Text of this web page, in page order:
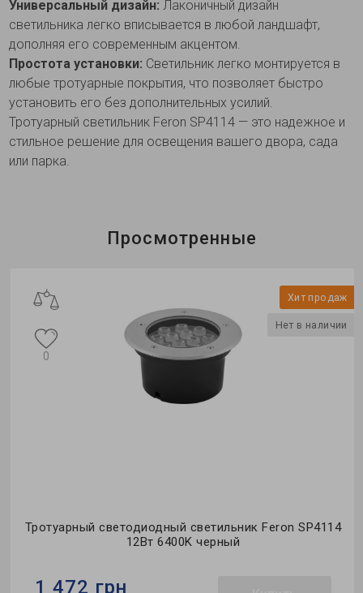
Универсальный дизайн: Лаконичный дизайн
светильника легко вписывается в любой ландшафт,
дополняя его современным акцентом.
Простота установки: Светильник легко монтируется в
любые тротуарные покрытия, что позволяет быстро
установить его без дополнительных усилий.
Тротуарный светильник Feron SP4114 — это надежное и
стильное решение для освещения вашего двора, сада
или парка.
Просмотренные
Хит продаж
Нет в наличии
Тротуарный светодиодный светильник Feron SP4114
12Вт 6400K черный
0
1 472 грн